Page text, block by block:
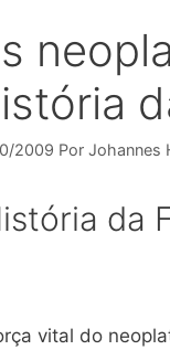
2009 Por Johannes
da
vital do